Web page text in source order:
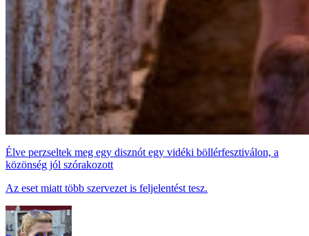
Élve perzseltek meg egy disznót egy vidéki böllérfesztiválon, a
közönség jól szórakozott
Az eset miatt több szervezet is feljelentést tesz.